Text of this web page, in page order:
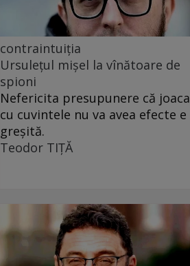
contraintuiția
Ursulețul mișel la vînătoare de
spioni
Nefericita presupunere că joaca
cu cuvintele nu va avea efecte e
greșită.
Teodor TIŢĂ